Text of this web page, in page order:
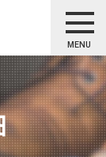
MENU